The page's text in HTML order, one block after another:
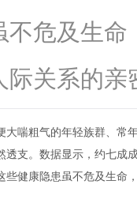
危及生
关系的亲
喘粗气的年轻族群、
支。数据显示，约七成
健康隐患虽不危及生命